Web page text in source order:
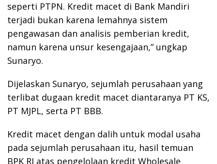
seperti PTPN. Kredit macet di Bank Mandiri
terjadi bukan karena lemahnya sistem
pengawasan dan analisis pemberian kredit,
namun karena unsur kesengajaan,” ungkap
Sunaryo.
Dijelaskan Sunaryo, sejumlah perusahaan yang
terlibat dugaan kredit macet diantaranya PT KS,
PT MJPL, serta PT BBB.
Kredit macet dengan dalih untuk modal usaha
pada sejumlah perusahaan itu, hasil temuan
BPK RI atas pengelolaan kredit Wholesale